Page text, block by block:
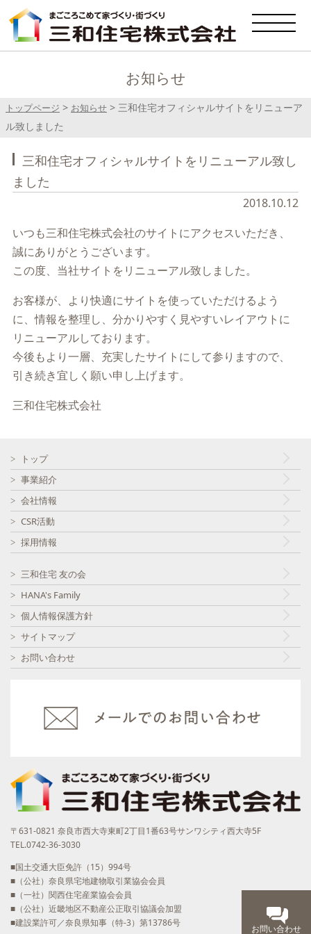
お知らせ
トップページ > お知らせ > 三和住宅オフィシャルサイトをリニューア
ル致しました
三和住宅オフィシャルサイトをリニューアル致し
ました
2018.10.12
いつも三和住宅株式会社のサイトにアクセスいただき、
誠にありがとうございます。
この度、当社サイトをリニューアル致しました。
お客様が、より快適にサイトを使っていただけるよう
に、情報を整理し、分かりやすく見やすいレイアウトに
リニューアルしております。
今後もより一層、充実したサイトにして参りますので、
引き続き宜しく願い申し上げます。
三和住宅株式会社
トップ
事業紹介
会社情報
CSR活動
採用情報
三和住宅 友の会
HANA's Family
個人情報保護方針
サイトマップ
お問い合わせ
〒631-0821 奈良市西大寺東町2丁目1番63号サンワシティ西大寺5F
TEL.0742-36-3030
■国土交通大臣免許（15）994号
■（公社）奈良県宅地建物取引業協会会員
■（一社）関西住宅産業協会会員
■（公社）近畿地区不動産公正取引協議会加盟
■建設業許可／奈良県知事（特-3）第13786号